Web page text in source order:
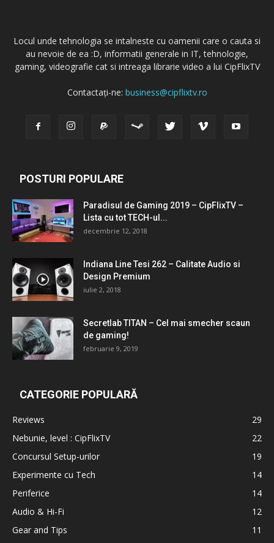
Locul unde tehnologia se intalneste cu oamenii care o cauta si
au nevoie de ea :D, informatii generale in IT, tehnologie,
gaming, videografie cat si intreaga librarie video a lui CipFlixTV
Contactați-ne: business@cipflixtv.ro
POSTURI POPULARE
Paradisul de Gaming 2019 – CipFlixTV –
Lista cu tot TECH-ul...
decembrie 12, 2018
Indiana Line Tesi 262 – Calitate Audio si
Design Premium
iulie 2, 2018
Secretlab TITAN – Cel mai smecher scaun
de gaming!
februarie 9, 2019
CATEGORIE POPULARĂ
Reviews
29
Nebunie, level : CipFlixTV
22
Concursul Setup-urilor
19
Experimente cu Tech
14
Periferice
14
Audio & Hi-Fi
12
Gear and Tips
11